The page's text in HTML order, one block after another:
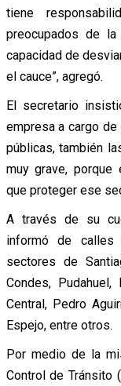
tiene
preocupados de
capacidad de
el cauce”, agregó.
El secretario
empresa a cargo
públicas, también
muy grave, porque
que proteger ese
A través de su
informó de calles
sectores de
Condes, Pudahuel,
Central, Pedro
Espejo, entre otros.
Por medio de la
Control de Tránsito